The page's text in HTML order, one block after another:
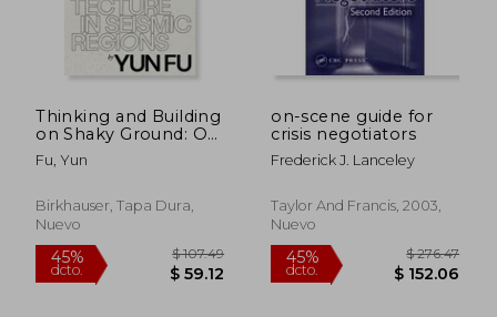
45%
dcto.
45%
dcto.
Thinking and Building
on Shaky Ground: On
Architecture in
Seismic Regions (en
Fu, Yun
Birkhauser, Tapa Dura,
Nuevo
on-scene guide for
crisis negotiators
Frederick J. Lanceley
Taylor And Francis, 2003,
Nuevo